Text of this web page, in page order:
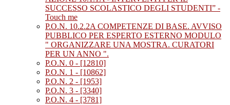
SUCCESSO SCOLASTICO DEGLI STUDENTI” -
Touch me
P.O.N. 10.2.2A COMPETENZE DI BASE. AVVISO
PUBBLICO PER ESPERTO ESTERNO MODULO
" ORGANIZZARE UNA MOSTRA. CURATORI
PER UN ANNO ".
P.O.N. 0 - [12810]
P.O.N. 1 - [10862]
P.O.N. 2 - [1953]
P.O.N. 3 - [3340]
P.O.N. 4 - [3781]